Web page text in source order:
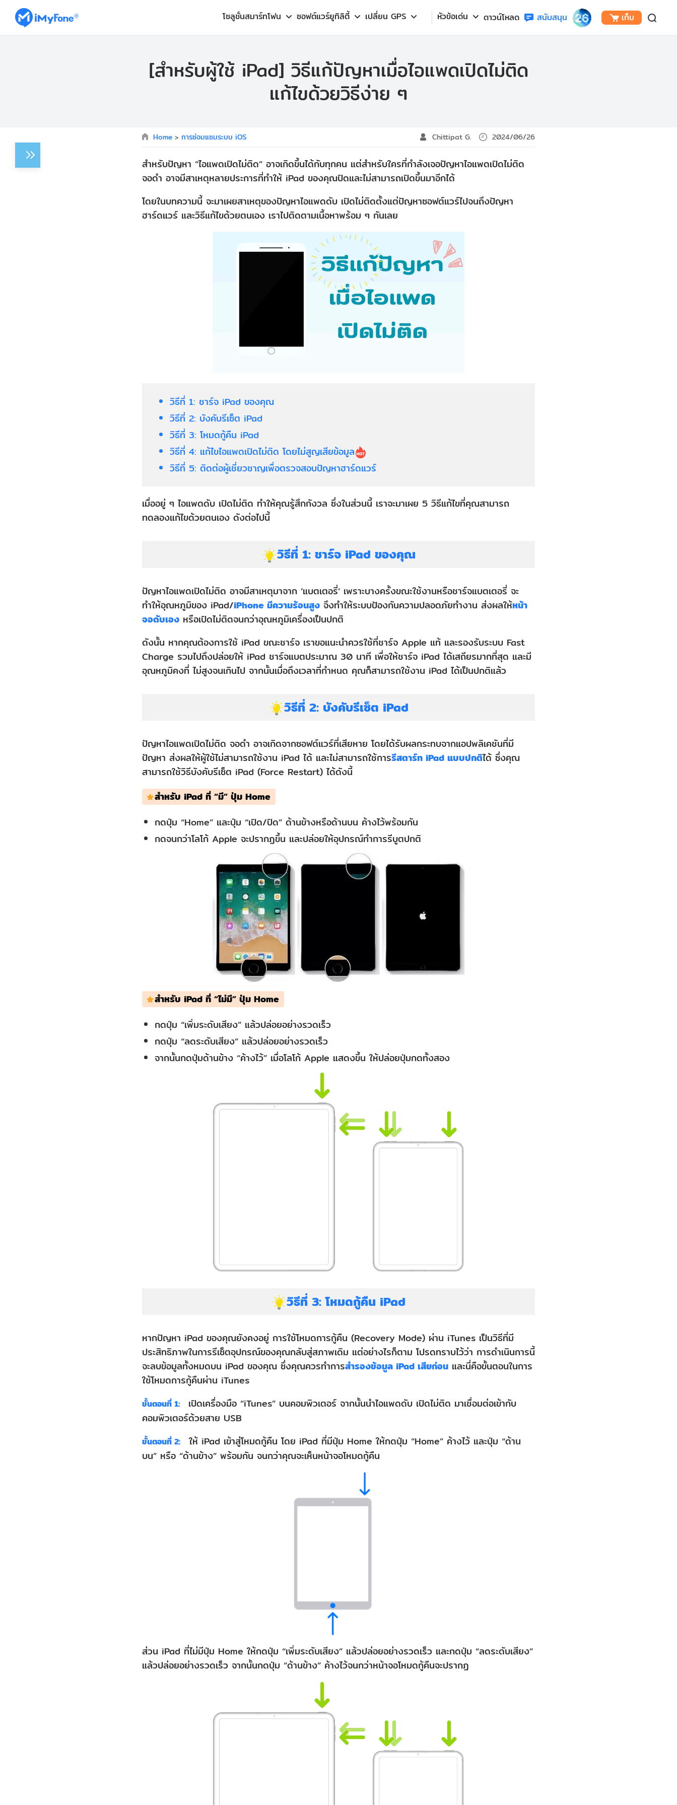
โซลูชั่นสมาร์ทโฟน ซอฟต์แวร์ยูทิลิตี้ เปลี่ยน GPS หัวข้อเด่น ดาวน์โหลด สนับสนุน เก็บ
[สำหรับผู้ใช้ iPad] วิธีแก้ปัญหาเมื่อไอแพดเปิดไม่ติด
แก้ไขด้วยวิธีง่าย ๆ
Home > การซ่อมแซมระบบ iOS Chittipat G. 2024/06/26
สำหรับปัญหา “ไอแพดเปิดไม่ติด” อาจเกิดขึ้นได้กับทุกคน แต่สำหรับใครที่กำลังเจอปัญหาไอแพดเปิดไม่ติด
จอดำ อาจมีสาเหตุหลายประการที่ทำให้ iPad ของคุณปิดและไม่สามารถเปิดขึ้นมาอีกได้
โดยในบทความนี้ จะมาเผยสาเหตุของปัญหาไอแพดดับ เปิดไม่ติดตั้งแต่ปัญหาซอฟต์แวร์ไปจนถึงปัญหา
ฮาร์ดแวร์ และวิธีแก้ไขด้วยตนเอง เราไปติดตามเนื้อหาพร้อม ๆ กันเลย
วิธีที่ 1: ชาร์จ iPad ของคุณ
วิธีที่ 2: บังคับรีเซ็ต iPad
วิธีที่ 3: โหมดกู้คืน iPad
วิธีที่ 4: แก้ไขไอแพดเปิดไม่ติด โดยไม่สูญเสียข้อมูล
วิธีที่ 5: ติดต่อผู้เชี่ยวชาญเพื่อตรวจสอบปัญหาฮาร์ดแวร์
เมื่ออยู่ ๆ ไอแพดดับ เปิดไม่ติด ทำให้คุณรู้สึกกังวล ซึ่งในส่วนนี้ เราจะมาเผย 5 วิธีแก้ไขที่คุณสามารถ
ทดลองแก้ไขด้วยตนเอง ดังต่อไปนี้
วิธีที่ 1: ชาร์จ iPad ของคุณ
ปัญหาไอแพดเปิดไม่ติด อาจมีสาเหตุมาจาก ‘แบตเตอรี่’ เพราะบางครั้งขณะใช้งานหรือชาร์จแบตเตอรี่ จะ
ทำให้อุณหภูมิของ iPad/iPhone มีความร้อนสูง จึงทำให้ระบบป้องกันความปลอดภัยทำงาน ส่งผลให้หน้า
จอดับเอง หรือเปิดไม่ติดจนกว่าอุณหภูมิเครื่องเป็นปกติ
ดังนั้น หากคุณต้องการใช้ iPad ขณะชาร์จ เราขอแนะนำควรใช้ที่ชาร์จ Apple แท้ และรองรับระบบ Fast
Charge รวมไปถึงปล่อยให้ iPad ชาร์จแบตประมาณ 30 นาที เพื่อให้ชาร์จ iPad ได้เสถียรมากที่สุด และมี
อุณหภูมิคงที่ ไม่สูงจนเกินไป จากนั้นเมื่อถึงเวลาที่กำหนด คุณก็สามารถใช้งาน iPad ได้เป็นปกติแล้ว
วิธีที่ 2: บังคับรีเซ็ต iPad
ปัญหาไอแพดเปิดไม่ติด จอดำ อาจเกิดจากซอฟต์แวร์ที่เสียหาย โดยได้รับผลกระทบจากแอปพลิเคชันที่มี
ปัญหา ส่งผลให้ผู้ใช้ไม่สามารถใช้งาน iPad ได้ และไม่สามารถใช้การรีสตาร์ท iPad แบบปกติได้ ซึ่งคุณ
สามารถใช้วิธีบังคับรีเซ็ต iPad (Force Restart) ได้ดังนี้
สำหรับ iPad ที่ “มี” ปุ่ม Home
กดปุ่ม “Home” และปุ่ม “เปิด/ปิด” ด้านข้างหรือด้านบน ค้างไว้พร้อมกัน
กดจนกว่าโลโก้ Apple จะปรากฏขึ้น และปล่อยให้อุปกรณ์ทำการรีบูตปกติ
สำหรับ iPad ที่ “ไม่มี” ปุ่ม Home
กดปุ่ม “เพิ่มระดับเสียง” แล้วปล่อยอย่างรวดเร็ว
กดปุ่ม “ลดระดับเสียง” แล้วปล่อยอย่างรวดเร็ว
จากนั้นกดปุ่มด้านข้าง “ค้างไว้” เมื่อโลโก้ Apple แสดงขึ้น ให้ปล่อยปุ่มกดทั้งสอง
วิธีที่ 3: โหมดกู้คืน iPad
หากปัญหา iPad ของคุณยังคงอยู่ การใช้โหมดการกู้คืน (Recovery Mode) ผ่าน iTunes เป็นวิธีที่มี
ประสิทธิภาพในการรีเซ็ตอุปกรณ์ของคุณกลับสู่สภาพเดิม แต่อย่างไรก็ตาม โปรดทราบไว้ว่า การดำเนินการนี้
จะลบข้อมูลทั้งหมดบน iPad ของคุณ ซึ่งคุณควรทำการสำรองข้อมูล iPad เสียก่อน และนี่คือขั้นตอนในการ
ใช้โหมดการกู้คืนผ่าน iTunes
ขั้นตอนที่ 1:
เปิดเครื่องมือ “iTunes” บนคอมพิวเตอร์ จากนั้นนำไอแพดดับ เปิดไม่ติด มาเชื่อมต่อเข้ากับ
คอมพิวเตอร์ด้วยสาย USB
ขั้นตอนที่ 2:
ให้ iPad เข้าสู่โหมดกู้คืน โดย iPad ที่มีปุ่ม Home ให้กดปุ่ม “Home” ค้างไว้ และปุ่ม “ด้าน
บน” หรือ “ด้านข้าง” พร้อมกัน จนกว่าคุณจะเห็นหน้าจอโหมดกู้คืน
ส่วน iPad ที่ไม่มีปุ่ม Home ให้กดปุ่ม “เพิ่มระดับเสียง” แล้วปล่อยอย่างรวดเร็ว และกดปุ่ม “ลดระดับเสียง”
แล้วปล่อยอย่างรวดเร็ว จากนั้นกดปุ่ม “ด้านข้าง” ค้างไว้จนกว่าหน้าจอโหมดกู้คืนจะปรากฏ